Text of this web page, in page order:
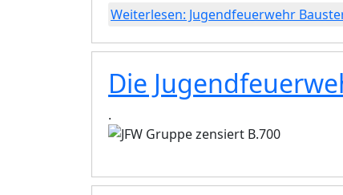
Weiterlesen: Jugendfeuerwehr
Die
.